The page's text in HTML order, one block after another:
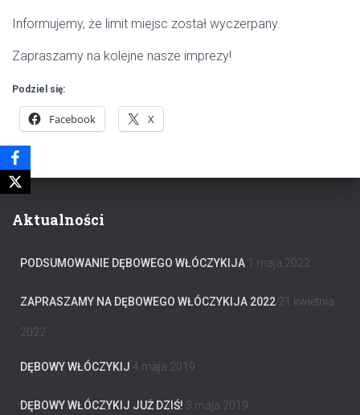
Informujemy, że limit miejsc został wyczerpany.
Zapraszamy na kolejne nasze imprezy!
Podziel się:
Facebook X
Aktualności
PODSUMOWANIE DĘBOWEGO WŁÓCZYKIJA 1 maja 2022
ZAPRASZAMY NA DĘBOWEGO WŁÓCZYKIJA 2022 21 kwietnia
2022
DĘBOWY WŁÓCZYKIJ 4 maja 2019
DĘBOWY WŁÓCZYKIJ JUŻ DZIŚ! 3 maja 2019